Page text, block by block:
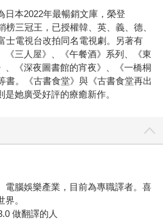
日本2022年最暢銷文庫，榮登
三冠王，已授權韓、英、義、德、
士電視台改拍同名電視劇。另著有
《三人屋》、《午餐酒》系列、《東
、《深夜圖書館的宵夜》、《一橋桐
書。《古書食堂》與《古書食堂再出
她廣受好評的療癒新作。
電腦娛樂產業，目前為專職譯者。喜
。
做翻譯的人